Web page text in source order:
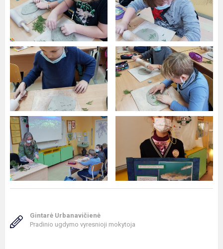
Gintarė Urbanavičienė
Pradinio ugdymo vyresnioji mokytoja